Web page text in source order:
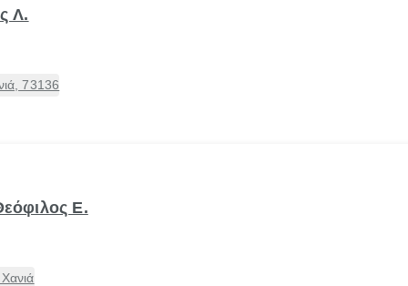
Λ.
73136
Ε.